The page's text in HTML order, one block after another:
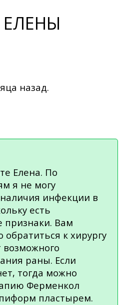
назад.
Елена. По
я не могу
инфекции в
есть
признаки. Вам
обратиться к хирургу
раны. Если
тогда можно
Ферменкол
пластырем.